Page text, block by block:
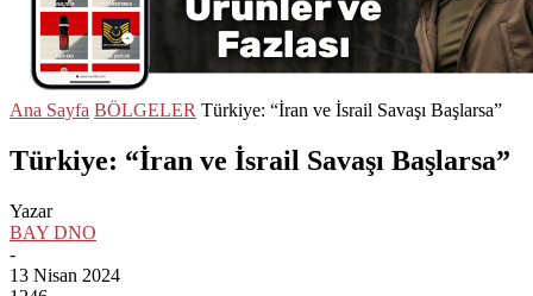
Ana Sayfa BÖLGELER Türkiye: “İran ve İsrail Savaşı Başlarsa”
Türkiye: “İran ve İsrail Savaşı Başlarsa”
Yazar
BAY DNO
-
13 Nisan 2024